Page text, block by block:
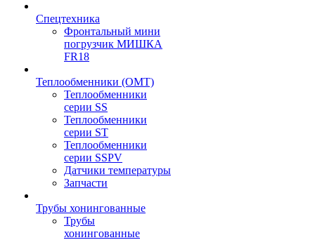
Спецтехника
Фронтальный мини
погрузчик МИШКА
FR18
Теплообменники (OMT)
Теплообменники
серии SS
Теплообменники
серии ST
Теплообменники
серии SSPV
Датчики температуры
Запчасти
Трубы хонингованные
Трубы
хонингованные